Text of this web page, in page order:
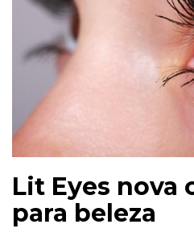
Lit Eyes nova
para beleza